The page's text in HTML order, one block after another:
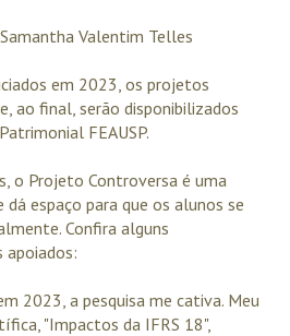
Valentim Telles
em 2023, os projetos
ao final, serão disponibilizados
FEAUSP.
o Projeto Controversa é uma
espaço para que os alunos se
Confira alguns
apoiados:
2023, a pesquisa me cativa. Meu
"Impactos da IFRS 18",